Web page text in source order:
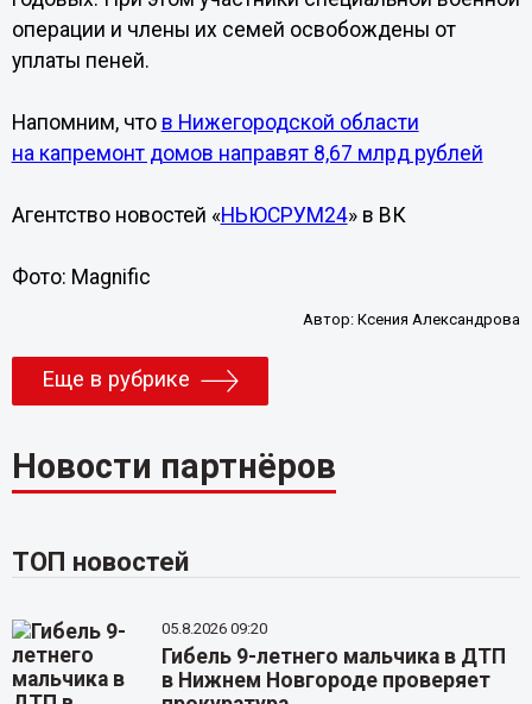
операции и члены их семей освобождены от
уплаты пеней.
Напомним, что в Нижегородской области
на капремонт домов направят 8,67 млрд рублей
Агентство новостей «НЬЮСРУМ24» в ВК
Фото: Magnific
Автор:Ксения Александрова
Еще в рубрике
Новости партнёров
ТОП новостей
05.8.2026 09:20
Гибель 9-летнего мальчика в ДТП
в Нижнем Новгороде проверяет